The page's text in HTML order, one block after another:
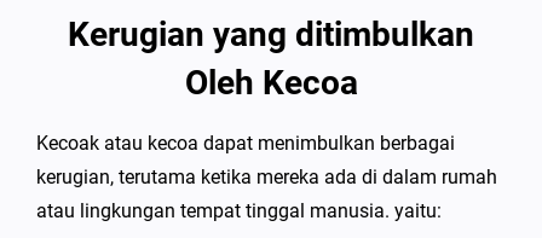
Kerugian yang ditimbulkan
Oleh Kecoa
Kecoak atau kecoa dapat menimbulkan berbagai
kerugian, terutama ketika mereka ada di dalam rumah
atau lingkungan tempat tinggal manusia. yaitu: